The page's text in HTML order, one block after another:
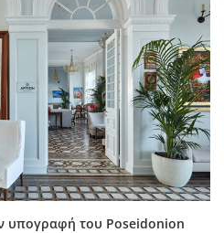
υπογραφή του Poseidonion